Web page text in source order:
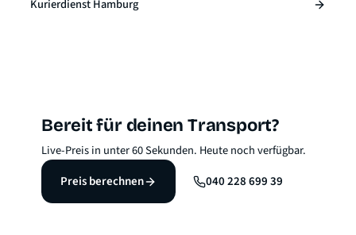
Kurierdienst Hamburg
Bereit für deinen Transport?
Live-Preis in unter 60 Sekunden. Heute noch verfügbar.
Preis berechnen
040 228 699 39